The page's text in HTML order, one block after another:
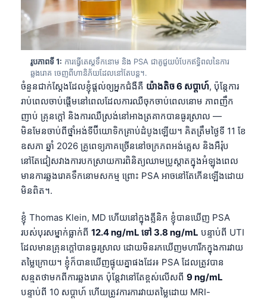
រូបភាពទី 1: ការធ្វើតេស្តទឹកនោម និង PSA ជាគូជួយបំបែកឥទ្ធិពលនៃការ
ឆ្លងរោគ ចេញពីហានិភ័យដែលនៅតែបន្ត។.
ចំនួនជាក់ស្តែងដែលខ្ញុំផ្តល់ឲ្យអ្នកជំងឺគឺ យ៉ាងតិច 6 សប្តាហ៍, ប៉ុន្តែការ
រាប់ពេលចាប់ផ្តើមនៅពេលដែលការឈឺចុកចាប់ពេលនោម ភាពញឹក
ញាប់ គ្រុនក្តៅ និងការឈឺស្រង់នៅអាងត្រគាកបានធូរស្រាល —
មិនមែនចាប់ពីថ្នាំអង់ទីប៊ីយោទិកគ្រាប់ដំបូងឡើយ។ គិតត្រឹមថ្ងៃទី 11 ខែ
ឧសភា ឆ្នាំ 2026 គ្រូពេទ្យភាគច្រើននៅចក្រភពអង់គ្លេស និងអឺរ៉ុប
នៅតែជៀសវាងការបកស្រាយការពិនិត្យឈាមប្រូស្តាតក្នុងអំឡុងពេល
មានការឆ្លងរោគទឹកនោមសកម្ម ព្រោះ PSA អាចនៅតែកើនឡើងដោយ
មិនពិត។.
ខ្ញុំ Thomas Klein, MD ហើយនៅក្នុងគ្លីនិក ខ្ញុំបានឃើញ PSA
របស់បុរសម្នាក់ធ្លាក់ពី 12.4 ng/mL ទៅ 3.8 ng/mL បន្ទាប់ពី UTI
ដែលមានគ្រុនក្តៅបានធូរស្រាល ដោយមិនរកឃើញមហារីកក្នុងការវាយ
តម្លៃក្រោយ។ ខ្ញុំក៏បានឃើញផ្ទុយគ្នាផងដែរ៖ PSA ដែលត្រូវបាន
សន្មតថាមកពីការឆ្លងរោគ ប៉ុន្តែវានៅតែខ្ពស់លើសពី 9 ng/mL
បន្ទាប់ពី 10 សប្តាហ៍ ហើយត្រូវការការវាយតម្លៃដោយ MRI-